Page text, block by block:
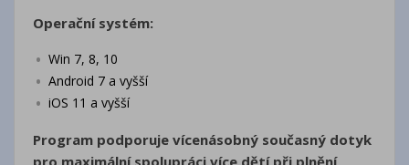
Operační systém:
Win 7, 8, 10
Android 7 a vyšší
iOS 11 a vyšší
Program podporuje vícenásobný současný dotyk
pro maximální spolupráci více dětí při plnění